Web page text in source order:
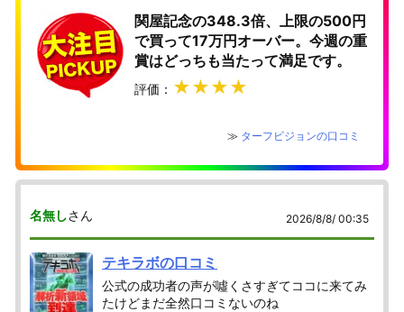
関屋記念の348.3倍、上限の500円
で買って17万円オーバー。今週の重
賞はどっちも当たって満足です。
評価： ★★★★
≫ ターフビジョンの口コミ
名無しさん 2026/8/8/ 00:35
テキラボの口コミ
公式の成功者の声が噓くさすぎてココに来てみ
たけどまだ全然口コミないのね